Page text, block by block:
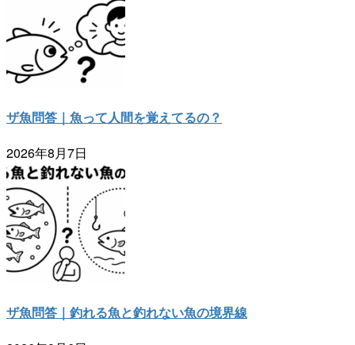
ザ魚問答｜魚って人間を覚えてるの？
2026年8月7日
ザ魚問答｜釣れる魚と釣れない魚の境界線